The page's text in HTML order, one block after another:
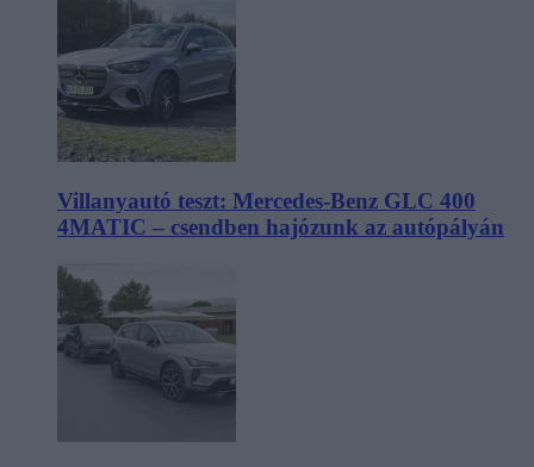
Villanyautó teszt: Mercedes-Benz GLC 400
4MATIC – csendben hajózunk az autópályán